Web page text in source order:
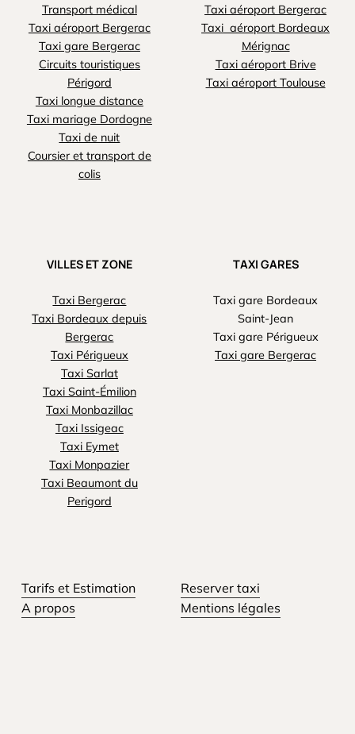
Transport médical
Taxi aéroport Bergerac
Taxi gare Bergerac
Circuits touristiques
Périgord
Taxi longue distance
Taxi mariage Dordogne
Taxi de nuit
Coursier et transport de
colis
Taxi aéroport Bergerac
Taxi aéroport Bordeaux
Mérignac
Taxi aéroport Brive
Taxi aéroport Toulouse
VILLES ET ZONE
Taxi Bergerac
Taxi Bordeaux depuis
Bergerac
Taxi Périgueux
Taxi Sarlat
Taxi Saint-Émilion
Taxi Monbazillac
Taxi Issigeac
Taxi Eymet
Taxi Monpazier
Taxi Beaumont du
Perigord
TAXI GARES
Taxi gare Bordeaux
Saint-Jean
Taxi gare Périgueux
Taxi gare Bergerac
Tarifs et Estimation
Reserver taxi
A propos
Mentions légales